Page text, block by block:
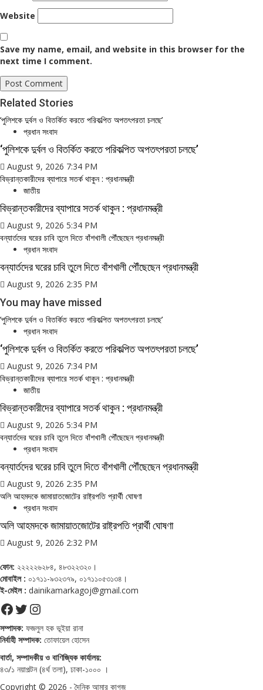
Website
Save my name, email, and website in this browser for the
next time I comment.
Related Stories
‘পুলিশকে দুর্বল ও বিতর্কিত করতে পরিকল্পিত অপতৎপরতা চলছে’
প্রধান সংবাদ
‘পুলিশকে দুর্বল ও বিতর্কিত করতে পরিকল্পিত অপতৎপরতা চলছে’
August 9, 2026 7:34 PM
বিভ্রান্তকারীদের ব্যাপারে সতর্ক থাকুন : প্রধানমন্ত্রী
জাতীয়
বিভ্রান্তকারীদের ব্যাপারে সতর্ক থাকুন : প্রধানমন্ত্রী
August 9, 2026 5:34 PM
বন্যার্তদের ঘরের চাবি তুলে দিতে বাঁশখালী পৌঁছেছেন প্রধানমন্ত্রী
প্রধান সংবাদ
বন্যার্তদের ঘরের চাবি তুলে দিতে বাঁশখালী পৌঁছেছেন প্রধানমন্ত্রী
August 9, 2026 2:35 PM
You may have missed
‘পুলিশকে দুর্বল ও বিতর্কিত করতে পরিকল্পিত অপতৎপরতা চলছে’
প্রধান সংবাদ
‘পুলিশকে দুর্বল ও বিতর্কিত করতে পরিকল্পিত অপতৎপরতা চলছে’
August 9, 2026 7:34 PM
বিভ্রান্তকারীদের ব্যাপারে সতর্ক থাকুন : প্রধানমন্ত্রী
জাতীয়
বিভ্রান্তকারীদের ব্যাপারে সতর্ক থাকুন : প্রধানমন্ত্রী
August 9, 2026 5:34 PM
বন্যার্তদের ঘরের চাবি তুলে দিতে বাঁশখালী পৌঁছেছেন প্রধানমন্ত্রী
প্রধান সংবাদ
বন্যার্তদের ঘরের চাবি তুলে দিতে বাঁশখালী পৌঁছেছেন প্রধানমন্ত্রী
August 9, 2026 2:35 PM
অলি আহমদকে জামায়াতজোটের রাষ্ট্রপতি প্রার্থী ঘোষণা
প্রধান সংবাদ
অলি আহমদকে জামায়াতজোটের রাষ্ট্রপতি প্রার্থী ঘোষণা
August 9, 2026 2:32 PM
ফোন: ২২২২২৬২৮৪, ৪৮৩২২৩২০।
মোবাইল : ০১৭১১-৯৩২৩৭৯, ০১৭১১০৫৩১৩৪।
ই-মেইল : dainikamarkagoj@gmail.com
Facebook
Twitter
Instagram
সম্পাদক: ফজলুল হক ভূইয়া রানা
নির্বাহী সম্পাদক: তোফায়েল হোসেন
বার্তা, সম্পাদকীয় ও বাণিজ্যিক কার্যালয়:
৪৩/১ নয়াপল্টন (৪র্থ তলা), ঢাকা-১০০০ ।
Copyright © 2026 - দৈনিক আমার কাগজ